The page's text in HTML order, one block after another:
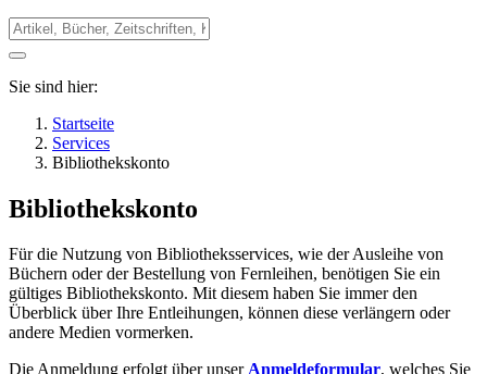
Sie sind hier:
Startseite
Services
Bibliothekskonto
Bibliothekskonto
Für die Nutzung von Bibliotheksservices, wie der Ausleihe von
Büchern oder der Bestellung von Fernleihen, benötigen Sie ein
gültiges Bibliothekskonto. Mit diesem haben Sie immer den
Überblick über Ihre Entleihungen, können diese verlängern oder
andere Medien vormerken.
Die Anmeldung erfolgt über unser Anmeldeformular, welches Sie